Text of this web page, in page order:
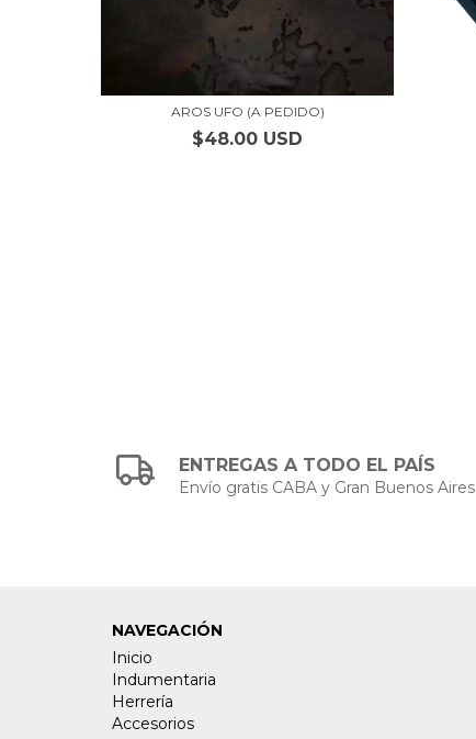
AROS UFO (A PEDIDO)
$48.00 USD
ENTREGAS A TODO EL PAÍS
Envío gratis CABA y Gran Buenos Aires
NAVEGACIÓN
Inicio
Indumentaria
Herrería
Accesorios